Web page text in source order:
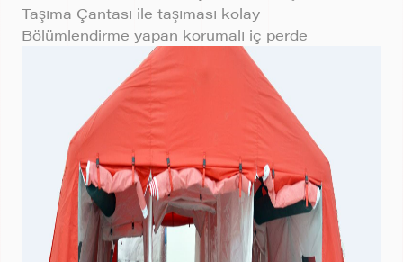
Taşıma Çantası ile taşıması kolay
Bölümlendirme yapan korumalı iç perde